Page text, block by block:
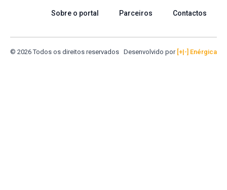
Sobre o portal Parceiros Contactos
© 2026 Todos os direitos reservados Desenvolvido por [+|-] Enérgica